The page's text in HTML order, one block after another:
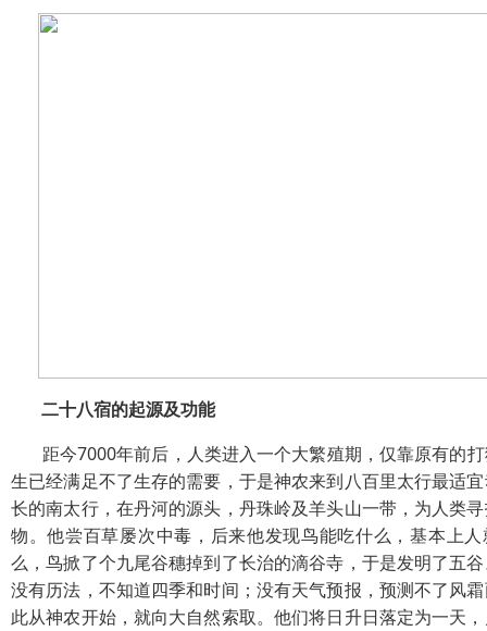
二十八宿的起源及功能
距今7000年前后，人类进入一个大繁殖期，仅靠原有的
生已经满足不了生存的需要，于是神农来到八百里太行最适
长的南太行，在丹河的源头，丹珠岭及羊头山一带，为人类
物。他尝百草屡次中毒，后来他发现鸟能吃什么，基本上
么，鸟掀了个九尾谷穗掉到了长治的滴谷寺，于是发明了五
没有历法，不知道四季和时间；没有天气预报，预测不了风
此从神农开始，就向大自然索取。他们将日升日落定为一天